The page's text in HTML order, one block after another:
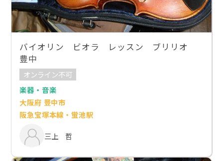
バイオリン ビオラ レッスン ブリリオ
豊中
オンライン不可
楽器・音楽
大阪府 豊中市
阪急宝塚本線・蛍池駅
三上 哲